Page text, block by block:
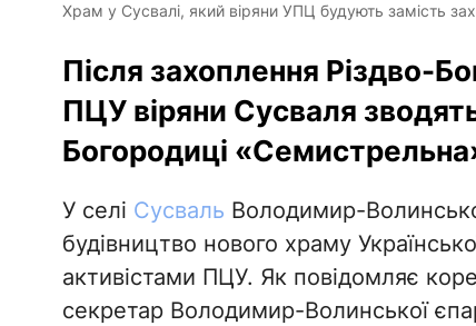
Храм у Сусвалі, який віряни УПЦ будують замість
Після захоплення Різдво-
ПЦУ віряни Сусваля
Богородиці
У селі Сусваль Володимир-
будівництво нового храму
активістами ПЦУ. Як повідомляє
секретар Володимир-Волинської